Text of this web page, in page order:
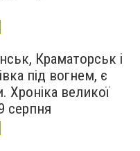
Краматорськ і
під вогнем, є
Хроніка великої
серпня